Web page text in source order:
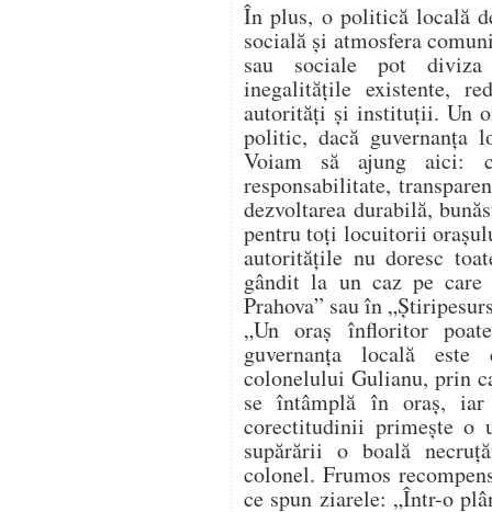
În plus, o politică locală
socială și atmosfera
sau sociale pot diviza
inegalitățile existente,
autorități și instituții. Un
politic, dacă guvernanța
Voiam să ajung aici:
responsabilitate,
dezvoltarea durabilă,
pentru toți locuitorii
autoritățile nu doresc
gândit la un caz pe
Prahova” sau în
„Un oraș înfloritor
guvernanța locală este
colonelului Gulianu, prin
se întâmplă în oraș,
corectitudinii primește o
supărării o boală
colonel. Frumos
ce spun ziarele: „Într-o